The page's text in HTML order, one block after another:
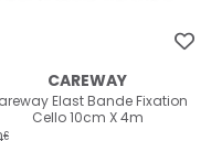
CAREWAY
Elast Bande Fixation
Cello 10cm X 4m
€